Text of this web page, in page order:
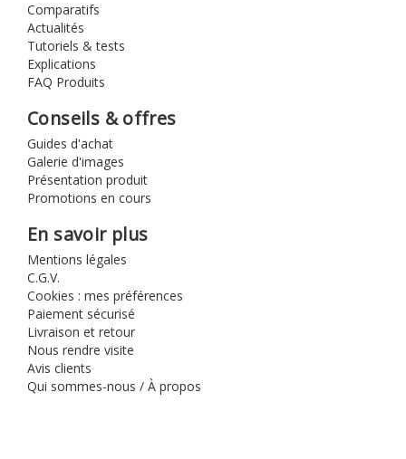
Comparatifs
Actualités
Tutoriels & tests
Explications
FAQ Produits
Conseils & offres
Guides d'achat
Galerie d'images
Présentation produit
Promotions en cours
En savoir plus
Mentions légales
C.G.V.
Cookies : mes préférences
Paiement sécurisé
Livraison et retour
Nous rendre visite
Avis clients
Qui sommes-nous / À propos